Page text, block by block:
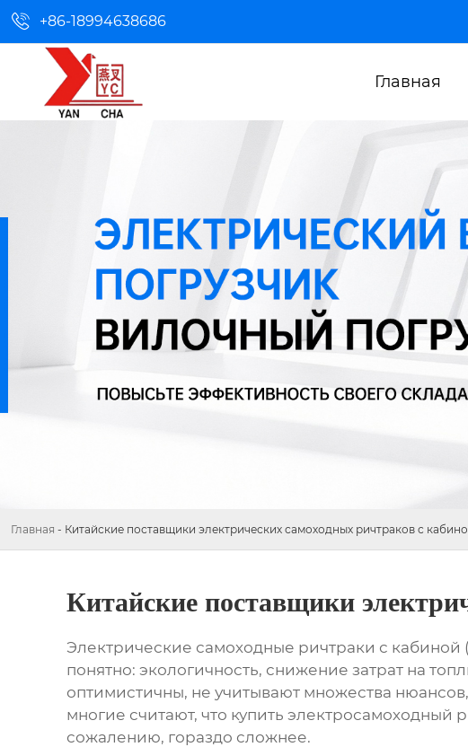
 +86-18994638686
Главная
Главная - Китайские поставщики электрических самоходных ричтраков с
Китайские поставщики
Электрические самоходные ричтраки с кабиной (
понятно: экологичность, снижение затрат на
оптимистичны, не учитывают множества
многие считают, что купить электросамоходный
сожалению, гораздо сложнее.